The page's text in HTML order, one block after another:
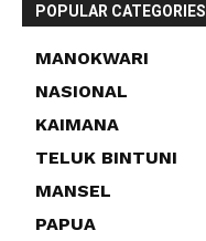
POPULAR CATEGORIES
MANOKWARI
NASIONAL
KAIMANA
TELUK BINTUNI
MANSEL
PAPUA